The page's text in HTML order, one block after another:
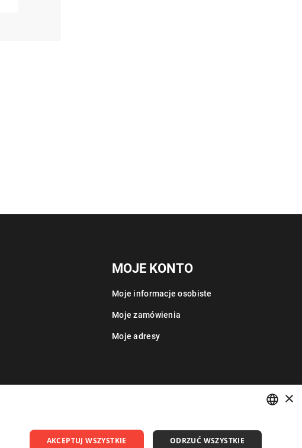
MOJE KONTO
Moje informacje osobiste
Moje zamówienia
Moje adresy
POLISH
×
AKCEPTUJ WSZYSTKIE ODRZUĆ WSZYSTKIE